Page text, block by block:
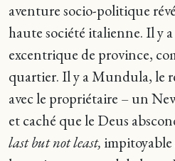
aventure socio-politique
haute société italienne. Il y
excentrique de province,
quartier. Il y a Mundula, le
avec le propriétaire – un
et caché que le Deus
last but not least, impitoyable